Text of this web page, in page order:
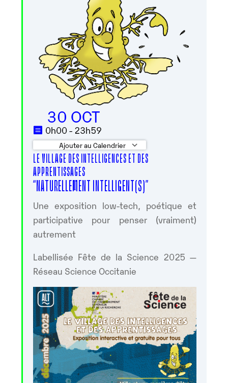
30 OCT
0h00 - 23h59
Ajouter au Calendrier
Télécharger ICS
LE VILLAGE DES INTELLIGENCES ET DES
APPRENTISSAGES
“NATURELLEMENT INTELLIGENT(S)”
Une exposition low-tech, poétique et
participative pour penser (vraiment)
autrement
Labellisée Fête de la Science 2025 —
Réseau Science Occitanie